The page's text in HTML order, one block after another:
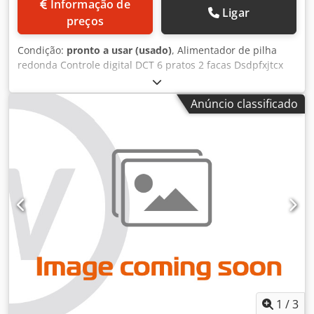
preços
Ligar
Condição: pronto a usar (usado), Alimentador de pilha
redonda Controle digital DCT 6 pratos 2 facas Dsdpfxjtcx
Iuo Amhokr Bolso lateral Entrega pelo fluxo do prensador
Anúncio classificado
1 /3